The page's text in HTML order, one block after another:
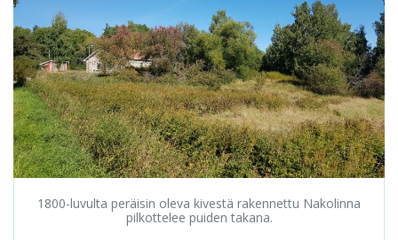
1800-luvulta peräisin oleva kivestä rakennettu Nakolinna
pilkottelee puiden takana.